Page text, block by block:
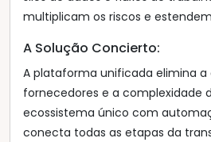
multiplicam os riscos e
A Solução Concierto:
A plataforma unificada elimina a
fornecedores e a complexidade
ecossistema único com
conecta todas as etapas da